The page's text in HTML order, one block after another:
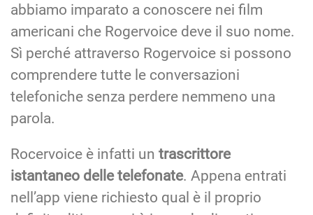
abbiamo imparato a conoscere nei film
americani che Rogervoice deve il suo nome.
Sì perché attraverso Rogervoice si possono
comprendere tutte le conversazioni
telefoniche senza perdere nemmeno una
parola.
Rocervoice è infatti un trascrittore
istantaneo delle telefonate. Appena entrati
nell’app viene richiesto qual è il proprio